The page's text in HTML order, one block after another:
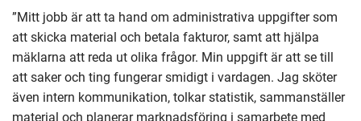
”Mitt jobb är att ta hand om administrativa uppgifter som
att skicka material och betala fakturor, samt att hjälpa
mäklarna att reda ut olika frågor. Min uppgift är att se till
att saker och ting fungerar smidigt i vardagen. Jag sköter
även intern kommunikation, tolkar statistik, sammanställer
material och planerar marknadsföring i samarbete med